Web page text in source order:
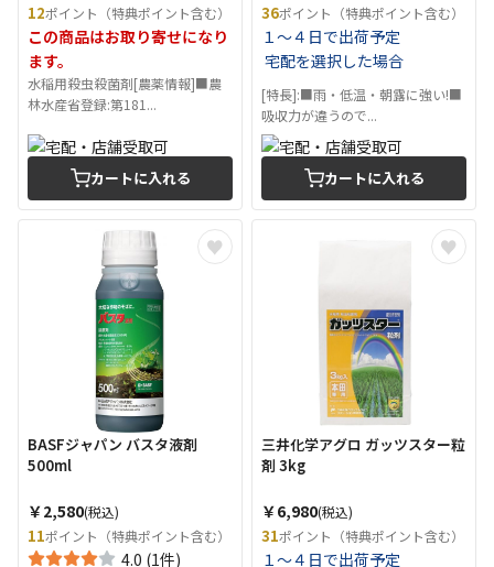
12ポイント（特典ポイント含む）
この商品はお取り寄せになり
ます。
水稲用殺虫殺菌剤[農薬情報]■農
林水産省登録:第181...
カートに入れる
36ポイント（特典ポイント含む）
１～４日で出荷予定
宅配を選択した場合
[特長]:■雨・低温・朝露に強い!■
吸収力が違うので...
カートに入れる
BASFジャパン バスタ液剤
500ml
￥2,580(税込)
11ポイント（特典ポイント含む）
4.0 (1件)
三井化学アグロ ガッツスター粒
剤 3kg
￥6,980(税込)
31ポイント（特典ポイント含む）
１～４日で出荷予定